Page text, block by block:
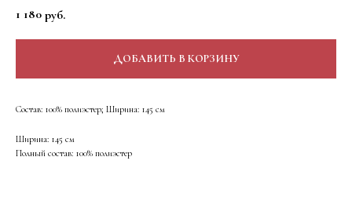
1 180 руб.
ДОБАВИТЬ В КОРЗИНУ
Состав: 100% полиэстер; Ширина: 145 см
Ширина: 145 см
Полный состав: 100% полиэстер